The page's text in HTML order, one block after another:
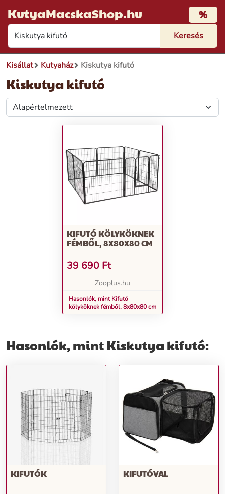
KutyaMacskaShop.hu %
Kisállat Kutyaház Kiskutya kifutó
Kiskutya kifutó
KIFUTÓ KÖLYKÖKNEK
FÉMBŐL, 8X80X80 CM
39 690 Ft
Zooplus.hu
Hasonlók, mint Kifutó
kölyköknek fémből, 8x80x80 cm
Hasonlók, mint Kiskutya kifutó:
KIFUTÓK KIFUTÓVAL